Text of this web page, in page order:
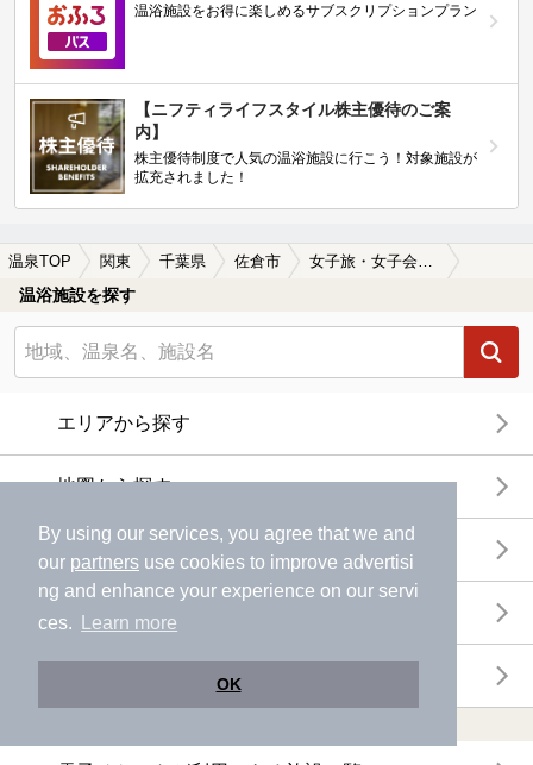
By using our services, you agree that we and
our partners use cookies to improve advertisi
ng and enhance your experience on our servi
ces.
Learn more
OK
温浴施設をお得に楽しめるサブスクリプションプラン
【ニフティライフスタイル株主優待のご案
内】
株主優待制度で人気の温浴施設に行こう！対象施設が
拡充されました！
温泉TOP 関東 千葉県 佐倉市 女子旅・女子会におすすめの佐倉市の温泉、日帰り温泉、スーパー銭湯おすすめ
温浴施設を探す
エリアから探す
地図から探す
特徴から探す
温泉地から探す
関連キーワードから探す